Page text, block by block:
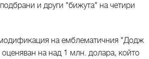
и други "бижута" на четири
на емблематичния "Додж
на над 1 млн. долара, който